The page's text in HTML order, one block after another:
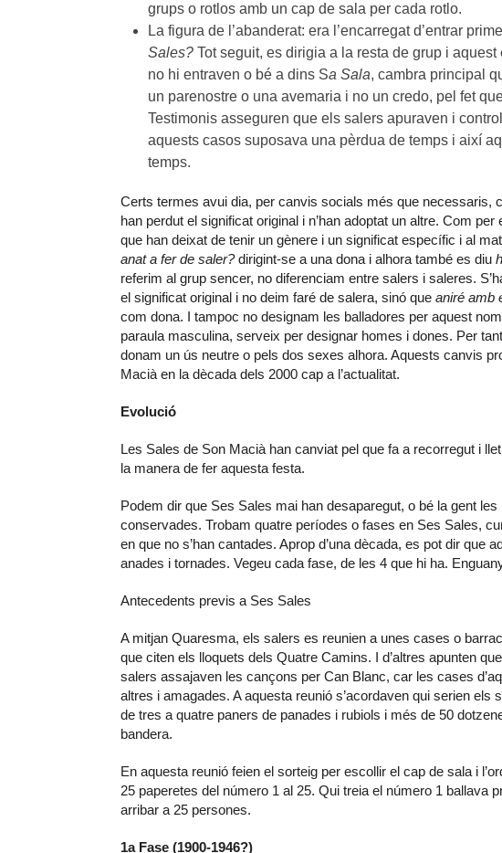
grups o rotlos amb un cap de sala per cada rotlo.
La figura de l’abanderat: era l’encarregat d’entrar
Sales? Tot seguit, es dirigia a la resta de grup i
no hi entraven o bé a dins Sa Sala, cambra principal
un parenostre o una avemaria i no un credo, pel fet
Testimonis asseguren que els salers apuraven i
aquests casos suposava una pèrdua de temps i així
temps.
Certs termes avui dia, per canvis socials més que necessaris,
han perdut el significat original i n’han adoptat un altre. Com
que han deixat de tenir un gènere i un significat específic i al
anat a fer de saler?dirigint-se a una dona i alhora també es diu
referim al grup sencer, no diferenciam entre salers i saleres.
el significat original i no deim faré de salera, sinó que aniré amb
com dona. I tampoc no designam les balladores per aquest
paraula masculina, serveix per designar homes i dones. Per
donam un ús neutre o pels dos sexes alhora. Aquests canvis
Macià en la dècada dels 2000 cap a l’actualitat.
Evolució
Les Sales de Son Macià han canviat pel que fa a recorregut i
la manera de fer aquesta festa.
Podem dir que Ses Sales mai han desaparegut, o bé la gent
conservades. Trobam quatre períodes o fases en Ses Sales,
en que no s’han cantades. Aprop d’una dècada, es pot dir que
anades i tornades. Vegeu cada fase, de les 4 que hi ha.
Antecedents previs a Ses Sales
A mitjan Quaresma, els salers es reunien a unes cases o
que citen els lloquets dels Quatre Camins. I d’altres apunten
salers assajaven les cançons per Can Blanc, car les cases
altres i amagades. A aquesta reunió s’acordaven qui serien els
de tres a quatre paners de panades i rubiols i més de 50
bandera.
En aquesta reunió feien el sorteig per escollir el cap de sala i
25 paperetes del número 1 al 25. Qui treia el número 1 ballava
arribar a 25 persones.
1a Fase (1900-1946?)